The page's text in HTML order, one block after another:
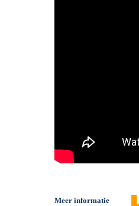
Meer informatie